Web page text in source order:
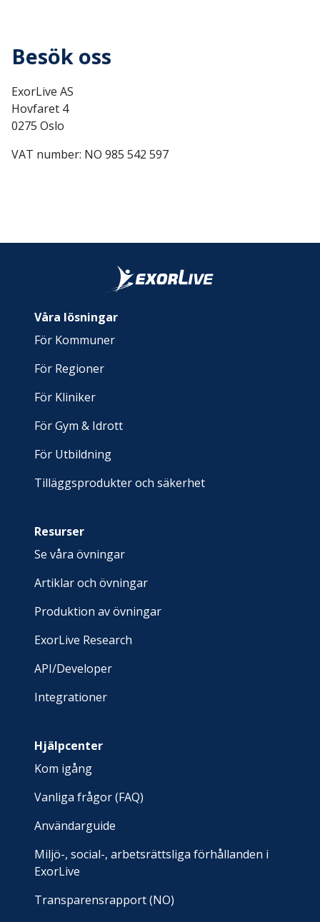
Besök oss
ExorLive AS
Hovfaret 4
0275 Oslo
VAT number: NO 985 542 597
Våra lösningar
För Kommuner
För Regioner
För Kliniker
För Gym & Idrott
För Utbildning
Tilläggsprodukter och säkerhet
Resurser
Se våra övningar
Artiklar och övningar
Produktion av övningar
ExorLive Research
API/Developer
Integrationer
Hjälpcenter
Kom igång
Vanliga frågor (FAQ)
Användarguide
Miljö-, social-, arbetsrättsliga förhållanden i
ExorLive
Transparensrapport (NO)